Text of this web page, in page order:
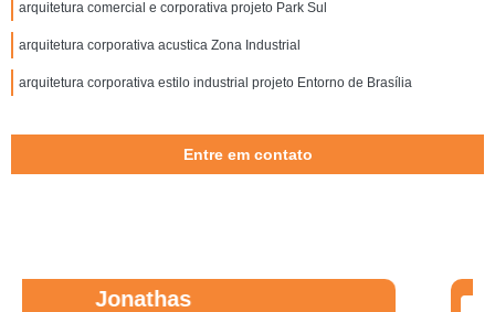
arquitetura comercial e corporativa projeto Park Sul
arquitetura corporativa acustica Zona Industrial
arquitetura corporativa estilo industrial projeto Entorno de Brasília
Entre em contato
Wanessa